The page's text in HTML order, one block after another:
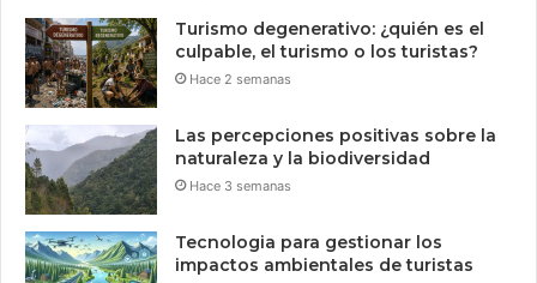
Turismo degenerativo: ¿quién es el
culpable, el turismo o los turistas?
Hace 2 semanas
Las percepciones positivas sobre la
naturaleza y la biodiversidad
Hace 3 semanas
Tecnologia para gestionar los
impactos ambientales de turistas